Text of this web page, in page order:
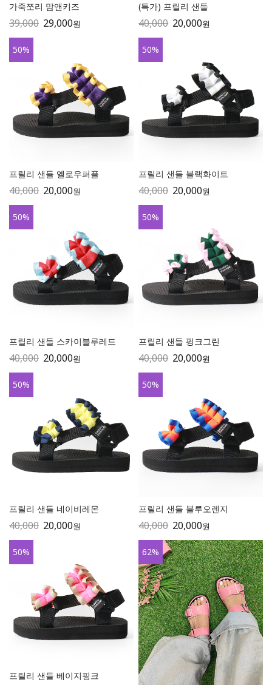
가죽쪼리 맘앤키즈
39,000 29,000원
(특가) 프릴리 샌들
40,000 20,000원
50%
프릴리 샌들 옐로우퍼플
40,000 20,000원
50%
프릴리 샌들 블랙화이트
40,000 20,000원
50%
프릴리 샌들 스카이블루레드
40,000 20,000원
50%
프릴리 샌들 핑크그린
40,000 20,000원
50%
프릴리 샌들 네이비레몬
40,000 20,000원
50%
프릴리 샌들 블루오렌지
40,000 20,000원
50%
프릴리 샌들 베이지핑크
62%